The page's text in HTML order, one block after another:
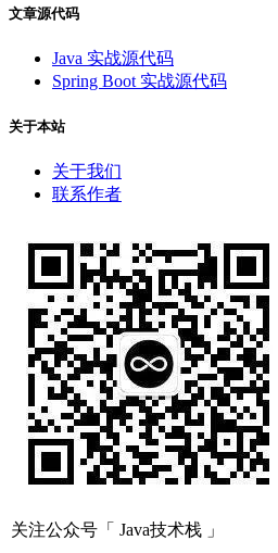
文章源代码
Java 实战源代码
Spring Boot 实战源代码
关于本站
关于我们
联系作者
关注公众号「 Java技术栈 」